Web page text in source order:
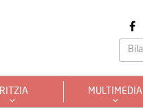
IRITZIA MULTIMEDIA